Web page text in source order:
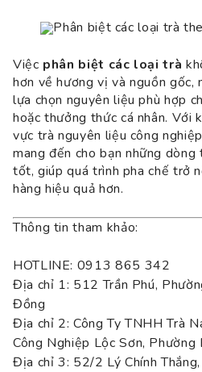
Phân biệt các loại trà
Việc phân biệt các loại trà
hơn về hương vị và nguồn
lựa chọn nguyên liệu phù hợp
hoặc thưởng thức cá nhân. Với
vực trà nguyên liệu công
mang đến cho bạn những dòng
tốt, giúp quá trình pha chế trở
hàng hiệu quả hơn.
Thông tin tham khảo:
HOTLINE: 0913 865 342
Địa chỉ 1: 512 Trần Phú,
Đồng
Địa chỉ 2: Công Ty TNHH Trà
Công Nghiệp Lộc Sơn, Phường
Địa chỉ 3: 52/2 Lý Chính